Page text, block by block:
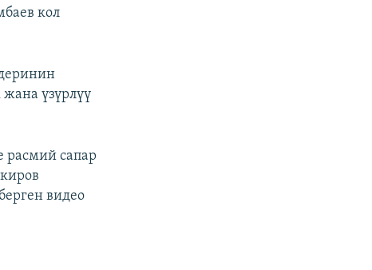
кол
үзүрлүү
расмий сапар
видео